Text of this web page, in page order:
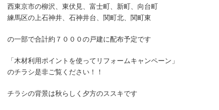
西東京市の柳沢、東伏見、富士町、新町、向台町
練馬区の上石神井、石神井台、関町北、関町東
の一部で合計約７０００の戸建に配布予定です
「木材利用ポイントを使ってリフォームキャンペーン」
のチラシ是非ご覧ください！！
チラシの背景は秋らしく夕方のススキです